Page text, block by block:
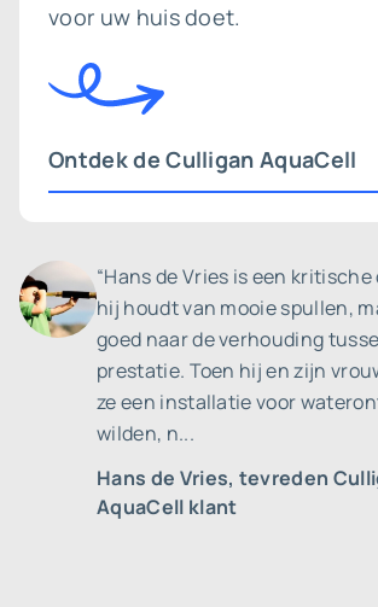
voor uw huis doet.
Ontdek de Culligan AquaCell
“Hans de Vries is een
hij houdt van mooie spullen,
goed naar de verhouding
prestatie. Toen hij en zijn
ze een installatie voor
wilden, n...
Hans de Vries, tevreden
AquaCell klant